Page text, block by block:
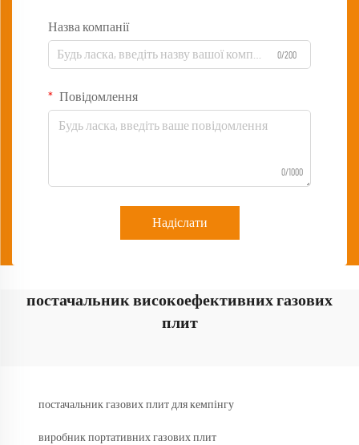
Назва компанії
0/200
Повідомлення
0/1000
Надіслати
постачальник високоефективних газових
плит
постачальник газових плит для кемпінгу
виробник портативних газових плит